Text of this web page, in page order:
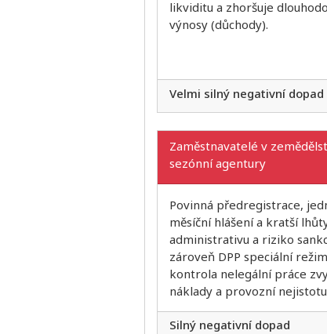
likviditu a zhoršuje
výnosy (důchody).
Velmi silný negativní dopad
Zaměstnavatelé v
sezónní agentury
Povinná předregistrace,
měsíční hlášení a kratší
administrativu a riziko
zároveň DPP speciální
kontrola nelegální práce
náklady a provozní
Silný negativní dopad